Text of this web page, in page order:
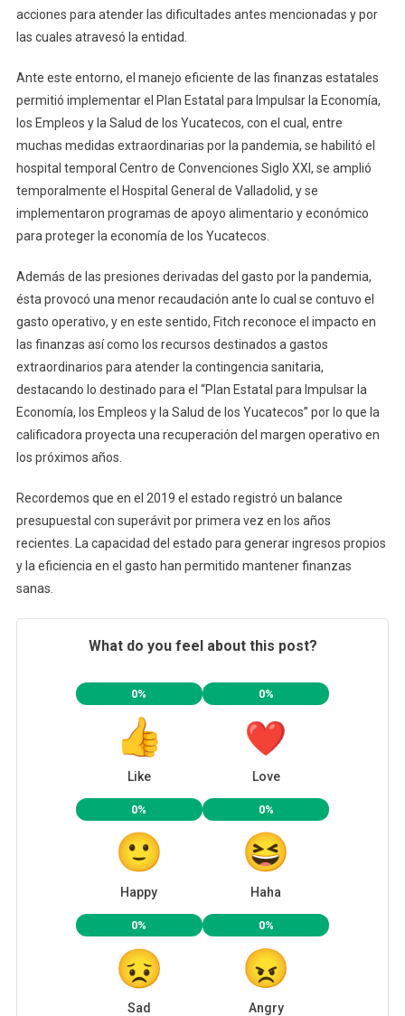
acciones para atender las dificultades antes mencionadas y por
las cuales atravesó la entidad.
Ante este entorno, el manejo eficiente de las finanzas estatales
permitió implementar el Plan Estatal para Impulsar la Economía,
los Empleos y la Salud de los Yucatecos, con el cual, entre
muchas medidas extraordinarias por la pandemia, se habilitó el
hospital temporal Centro de Convenciones Siglo XXI, se amplió
temporalmente el Hospital General de Valladolid, y se
implementaron programas de apoyo alimentario y económico
para proteger la economía de los Yucatecos.
Además de las presiones derivadas del gasto por la pandemia,
ésta provocó una menor recaudación ante lo cual se contuvo el
gasto operativo, y en este sentido, Fitch reconoce el impacto en
las finanzas así como los recursos destinados a gastos
extraordinarios para atender la contingencia sanitaria,
destacando lo destinado para el “Plan Estatal para Impulsar la
Economía, los Empleos y la Salud de los Yucatecos” por lo que la
calificadora proyecta una recuperación del margen operativo en
los próximos años.
Recordemos que en el 2019 el estado registró un balance
presupuestal con superávit por primera vez en los años
recientes. La capacidad del estado para generar ingresos propios
y la eficiencia en el gasto han permitido mantener finanzas
sanas.
What do you feel about this post?
0%
Like
0%
Love
0%
Happy
0%
Haha
0%
Sad
0%
Angry